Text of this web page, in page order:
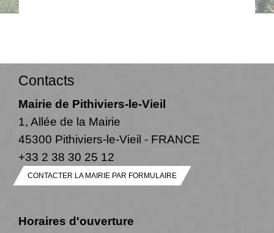
Contacts
Mairie de Pithiviers-le-Vieil
1, Allée de la Mairie
45300 Pithiviers-le-Vieil - FRANCE
+33 2 38 30 25 12
CONTACTER LA MAIRIE PAR FORMULAIRE
Horaires d'ouverture